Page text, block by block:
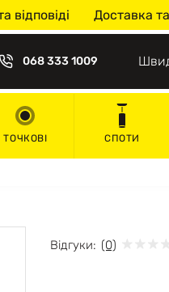
відповіді Доставка
068 333 1009
ТОЧКОВІ СПОТИ
Відгуки: (0)